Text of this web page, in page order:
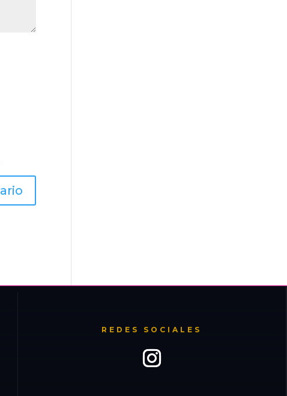
REDES SOCIALES